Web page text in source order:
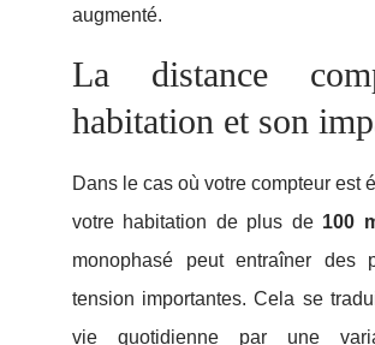
augmenté.
La distance
habitation et son
Dans le cas où votre compteur est
votre habitation de plus de 100
monophasé peut entraîner des
tension importantes. Cela se
vie quotidienne par une